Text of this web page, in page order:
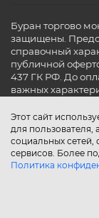
Этот сайт
для
социальных сетей,
сервисов. Более
Политика
Буран торгово
защищены.
справочный
публичной
437 ГК РФ. До
важных